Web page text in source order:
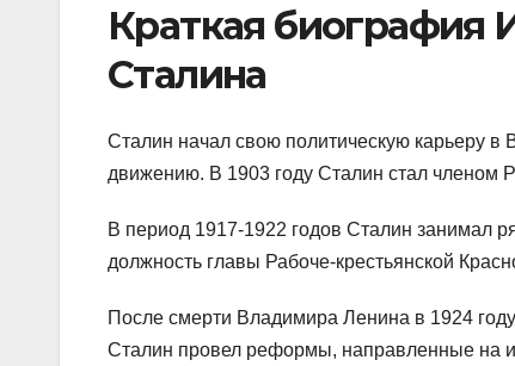
Краткая биография
Сталина
Сталин начал свою политическую карьеру в
движению. В 1903 году Сталин стал членом
В период 1917-1922 годов Сталин занимал
должность главы Рабоче-крестьянской
После смерти Владимира Ленина в 1924
Сталин провел реформы, направленные на